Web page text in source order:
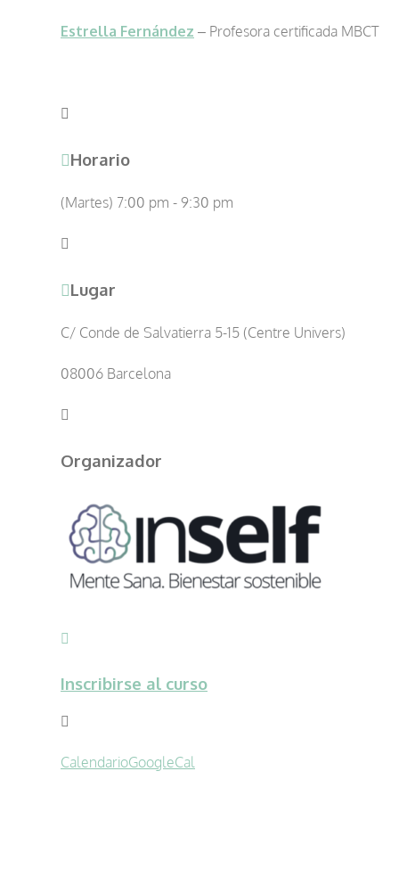
Estrella Fernández – Profesora certificada MBCT
Horario
(Martes) 7:00 pm - 9:30 pm
Lugar
C/ Conde de Salvatierra 5-15 (Centre Univers)
08006 Barcelona
Organizador
Inscribirse al curso
CalendarioGoogleCal